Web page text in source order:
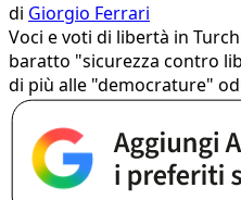
di Giorgio Ferrari
Voci e voti di libertà in
baratto "sicurezza contro
di più alle "democrature"